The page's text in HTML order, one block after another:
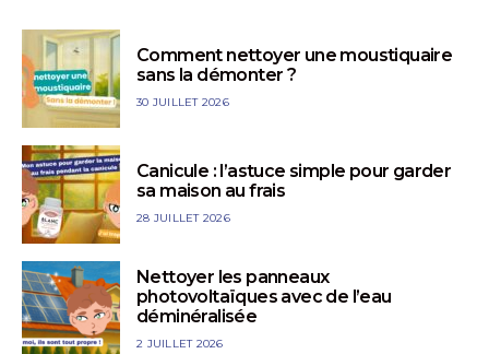
Comment nettoyer une moustiquaire
sans la démonter ?
30 JUILLET 2026
Canicule : l’astuce simple pour garder
sa maison au frais
28 JUILLET 2026
Nettoyer les panneaux
photovoltaïques avec de l’eau
déminéralisée
2 JUILLET 2026